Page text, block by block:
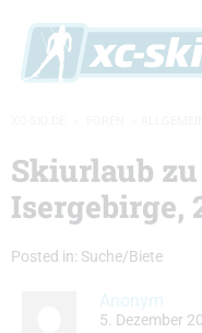
Skiurlaub
Isergebirge,
Posted in: Suche/Biete
Anonym
5. Dezember